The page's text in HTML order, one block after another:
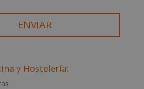
nuestra Política de Privacidad.
y Hostelería: